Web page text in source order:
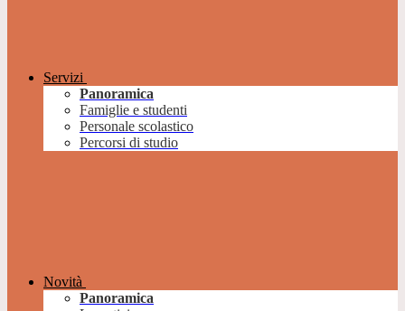
Servizi
Panoramica
Famiglie e studenti
Personale scolastico
Percorsi di studio
Novità
Panoramica